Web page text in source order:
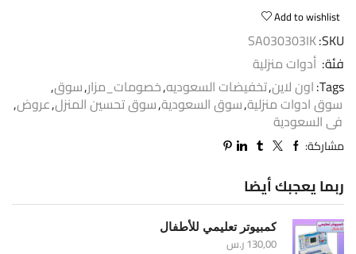
Add to wishlist
SKU:
SA030303IK
فئة: أدوات منزلية
Tags: اون لاين,تخفيضات السعوديه,خصومات_مزار,سوق,
سوق ادوات منزلية,سوق السعودية,سوق تحسين المنزل,عروض,
فى السعودية
مشاركة:
ربما يعجبك أيضا
كمبيوتر تعليمي للأطفال
130,00ر.س